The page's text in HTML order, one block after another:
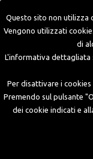
Questo sito non utilizza
Vengono utilizzati
di
L'informativa dettagliata
Per disattivare i cookies
Premendo sul pulsante
dei cookie indicati e
Maschi per Tubo